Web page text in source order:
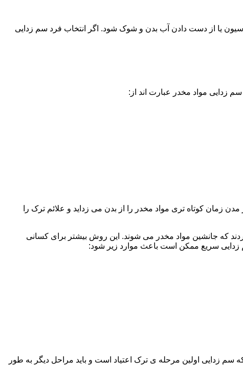
یا از دست دادن آب بدن و شوک شود. اگر انتخاب فرد سم زدایی
زدایی مواد مخدر عبارت اند از:
کوتاه تری مواد مخدر را از بدن می زداید و علائم ترک را
که جانشین مواد مخدر می شوند. این روش بیشتر برای کسانی
زدایی سریع ممکن است باعث موارد زیر شود:
برند. همچنین به یاد داشته باشید که سم زدایی اولین مرحله ی ترک اعتیاد است و باید مراحل دیگر به طور